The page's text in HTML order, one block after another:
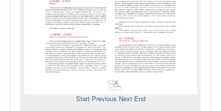
Start Previous Next End